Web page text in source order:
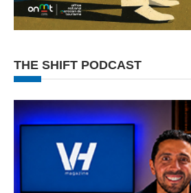
THE SHIFT PODCAST